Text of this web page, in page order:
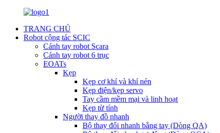
TRANG CHỦ
Robot cộng tác SCIC
Cánh tay robot Scara
Cánh tay robot 6 trục
EOATs
Kẹp
Kẹp cơ khí và khí nén
Kẹp điện/kẹp servo
Tay cầm mềm mại và linh hoạt
Kẹp từ tính
Người thay đồ nhanh
Bộ thay đổi nhanh bằng tay (Dòng QA)